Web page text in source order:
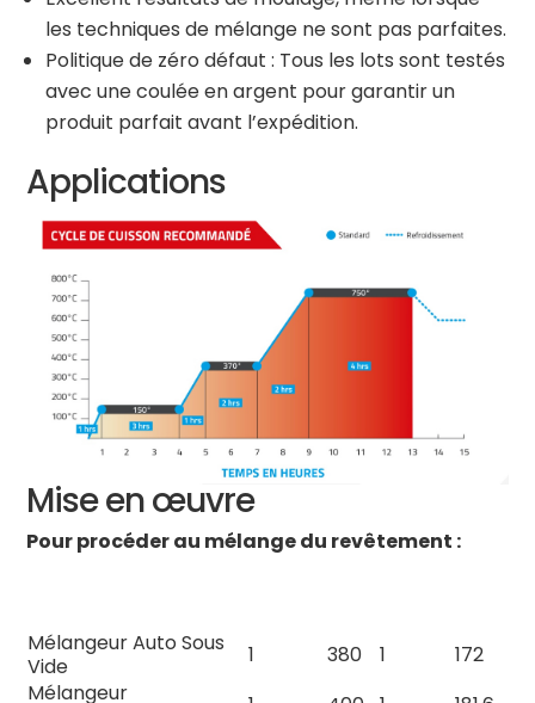
les techniques de mélange ne sont pas parfaites.
Politique de zéro défaut : Tous les lots sont testés
avec une coulée en argent pour garantir un
produit parfait avant l’expédition.
Applications
Mise en œuvre
Pour procéder au mélange du revêtement :
Mélangeur Auto Sous
Vide
1 380 1
172
Mélangeur